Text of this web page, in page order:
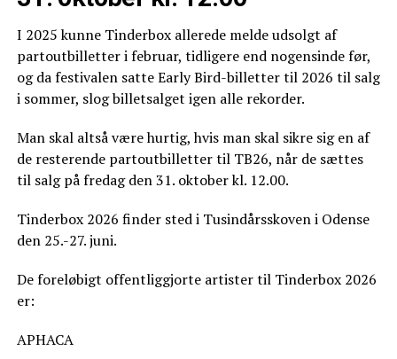
I 2025 kunne Tinderbox allerede melde udsolgt af
partoutbilletter i februar, tidligere end nogensinde før,
og da festivalen satte Early Bird-billetter til 2026 til salg
i sommer, slog billetsalget igen alle rekorder.
Man skal altså være hurtig, hvis man skal sikre sig en af
de resterende partoutbilletter til TB26, når de sættes
til salg på fredag den 31. oktober kl. 12.00.
Tinderbox 2026 finder sted i Tusindårsskoven i Odense
den 25.-27. juni.
De foreløbigt offentliggjorte artister til Tinderbox 2026
er:
APHACA